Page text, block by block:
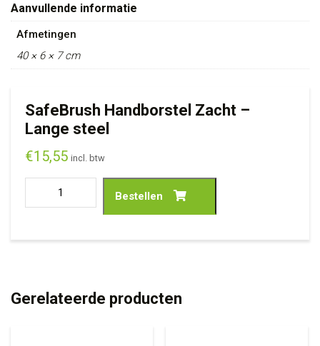
Aanvullende informatie
Afmetingen
40 × 6 × 7 cm
SafeBrush Handborstel Zacht –
Lange steel
€15,55 incl. btw
Bestellen
Gerelateerde producten